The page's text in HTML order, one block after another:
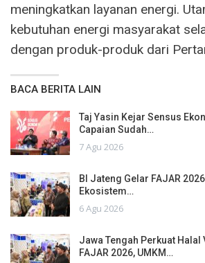
meningkatkan layanan energi.
kebutuhan energi masyarakat
dengan produk-produk dari
BACA BERITA LAIN
Taj Yasin Kejar Sensus
Capaian Sudah…
7 Agu 2026
BI Jateng Gelar FAJAR
Ekosistem…
6 Agu 2026
Jawa Tengah Perkuat Halal
FAJAR 2026, UMKM…